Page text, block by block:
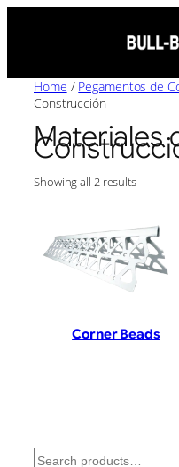
Home / Pegamentos de
Construcción
Materiales
Showing all 2 resultsSorted
Corner Beads
Search